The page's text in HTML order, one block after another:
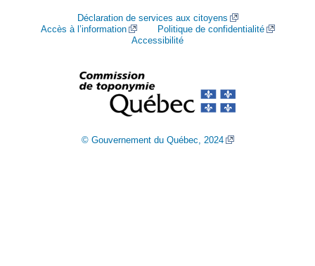
Déclaration de services aux citoyens
Accès à l’information
Politique de confidentialité
Accessibilité
© Gouvernement du Québec, 2024